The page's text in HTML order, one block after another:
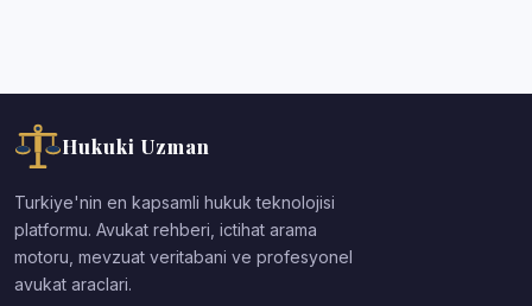
Hukuki Uzman
Turkiye'nin en kapsamli hukuk teknolojisi
platformu. Avukat rehberi, ictihat arama
motoru, mevzuat veritabani ve profesyonel
avukat araclari.